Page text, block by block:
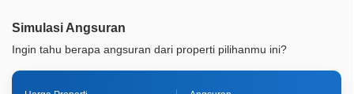
Simulasi Angsuran
Ingin tahu berapa angsuran dari properti pilihanmu ini?